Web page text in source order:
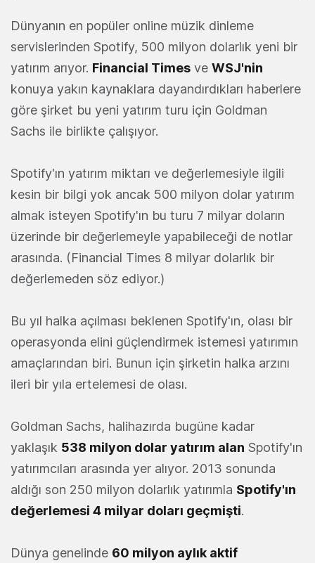
Dünyanın en popüler online müzik dinleme
servislerinden Spotify, 500 milyon dolarlık yeni bir
yatırım arıyor. Financial Times ve WSJ'nin
konuya yakın kaynaklara dayandırdıkları haberlere
göre şirket bu yeni yatırım turu için Goldman
Sachs ile birlikte çalışıyor.
Spotify'ın yatırım miktarı ve değerlemesiyle ilgili
kesin bir bilgi yok ancak 500 milyon dolar yatırım
almak isteyen Spotify'ın bu turu 7 milyar doların
üzerinde bir değerlemeyle yapabileceği de notlar
arasında. (Financial Times 8 milyar dolarlık bir
değerlemeden söz ediyor.)
Bu yıl halka açılması beklenen Spotify'ın, olası bir
operasyonda elini güçlendirmek istemesi yatırımın
amaçlarından biri. Bunun için şirketin halka arzını
ileri bir yıla ertelemesi de olası.
Goldman Sachs, halihazırda bugüne kadar
yaklaşık 538 milyon dolar yatırım alan Spotify'ın
yatırımcıları arasında yer alıyor. 2013 sonunda
aldığı son 250 milyon dolarlık yatırımla Spotify'ın
değerlemesi 4 milyar doları geçmişti.
Dünya genelinde 60 milyon aylık aktif